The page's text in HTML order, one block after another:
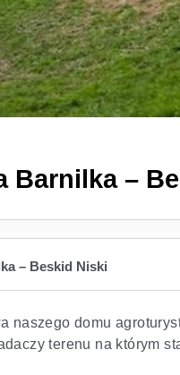
Barnilka –
– Beskid Niski
naszego domu
terenu na którym